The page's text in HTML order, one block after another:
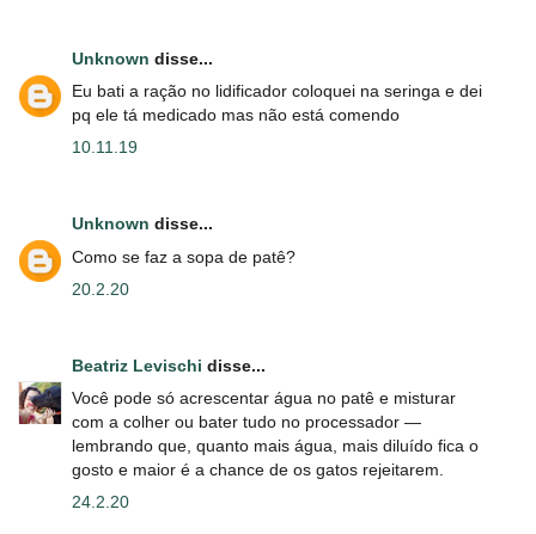
Unknown disse...
Eu bati a ração no lidificador coloquei na seringa e dei
pq ele tá medicado mas não está comendo
10.11.19
Unknown disse...
Como se faz a sopa de patê?
20.2.20
Beatriz Levischi disse...
Você pode só acrescentar água no patê e misturar
com a colher ou bater tudo no processador —
lembrando que, quanto mais água, mais diluído fica o
gosto e maior é a chance de os gatos rejeitarem.
24.2.20